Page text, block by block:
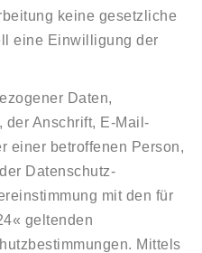
keine gesetzliche
eine Einwilligung der
Daten,
der Anschrift, E-Mail-
einer betroffenen Person,
Datenschutz-
mit den für
geltenden
Mittels